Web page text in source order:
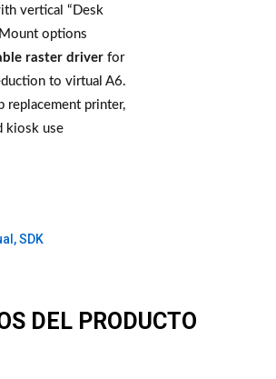
vertical “Desk
options
raster driverfor
to virtual A6.
replacement printer,
kiosk use
SDK
DEL PRODUCTO